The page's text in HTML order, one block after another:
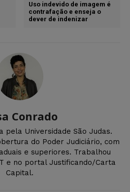
Uso indevido de imagem é
contrafação e enseja o
dever de indenizar
Conrado
pela Universidade São Judas.
do Poder Judiciário, com
e superiores. Trabalhou
e no portal Justificando/Carta
Capital.